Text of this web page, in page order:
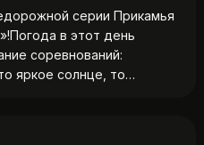
серии Прикамья
в этот день
соревнований:
яркое солнце, то…